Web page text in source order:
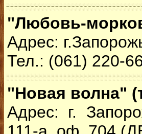
"Любовь-
Адрес:
Тел.: (061) 220-
"Новая волна"
Адрес: г.